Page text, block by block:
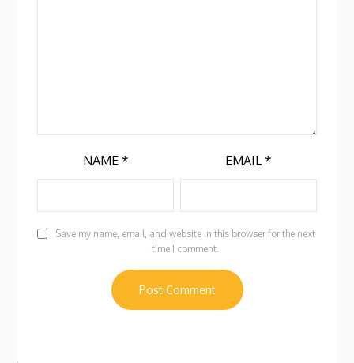
NAME * EMAIL *
Save my name, email, and website in this browser for the next
time I comment.